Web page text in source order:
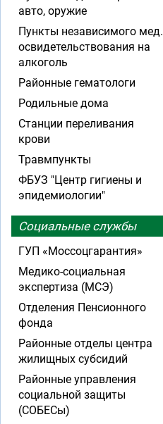
авто, оружие
Пункты независимого мед.
освидетельствования на
алкоголь
Районные гематологи
Родильные дома
Станции переливания
крови
Травмпункты
ФБУЗ "Центр гигиены и
эпидемиологии"
Социальные службы
ГУП «Моссоцгарантия»
Медико-социальная
экспертиза (МСЭ)
Отделения Пенсионного
фонда
Районные отделы центра
жилищных субсидий
Районные управления
социальной защиты
(СОБЕСы)